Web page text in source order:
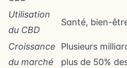
Utilisation
du CBD
Santé, bien-
Croissance
du marché
Plusieurs
plus de 50%